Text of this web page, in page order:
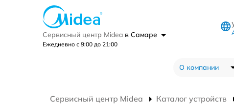
Сервисный центр Midea в Самаре
Ежедневно с 9:00 до 21:00
О компании
Сервисный центр Midea Каталог устройств